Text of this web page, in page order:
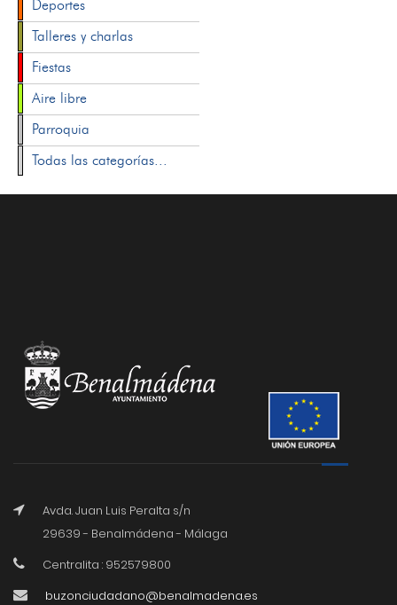
Deportes
Talleres y charlas
Fiestas
Aire libre
Parroquia
Todas las categorías...
Avda. Juan Luis Peralta s/n
29639 - Benalmádena - Málaga
Centralita : 952579800
buzonciudadano@benalmadena.es